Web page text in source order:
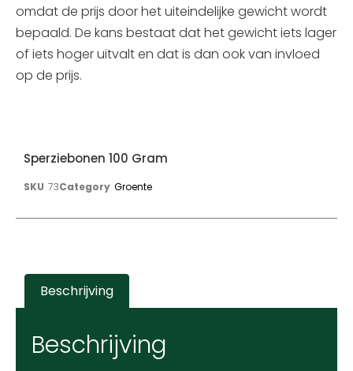
omdat de prijs door het uiteindelijke gewicht wordt
bepaald. De kans bestaat dat het gewicht iets lager
of iets hoger uitvalt en dat is dan ook van invloed
op de prijs.
Sperziebonen 100 Gram
SKU 73Category Groente
Beschrijving
Beschrijving